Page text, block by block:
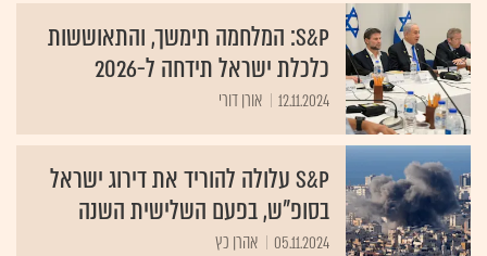
S&P: המלחמה תימשך, והתאוששות
כלכלת ישראל תידחה ל-2026
12.11.2024 אורן דורי
S&P עלולה להוריד את דירוג ישראל
בסופ"ש, בפעם השלישית השנה
05.11.2024 אהרן כץ